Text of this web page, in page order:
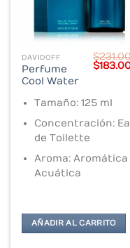
DAVIDOFF
Perfume
Cool Water
$
$
Tamaño: 125 ml
Concentración:
de Toilette
Aroma: Aromática
Acuática
AÑADIR AL CARRITO